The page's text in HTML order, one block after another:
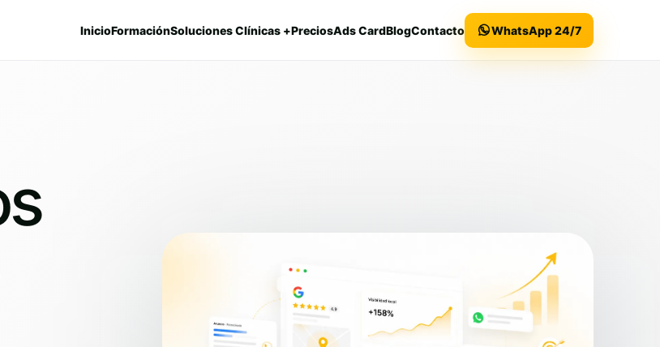
InicioFormaciónSoluciones Clínicas +PreciosAds CardBlogContacto WhatsApp 24/7